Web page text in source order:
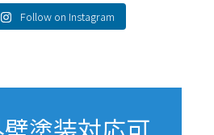
Follow on Instagram